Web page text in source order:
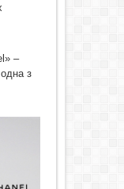
–
з